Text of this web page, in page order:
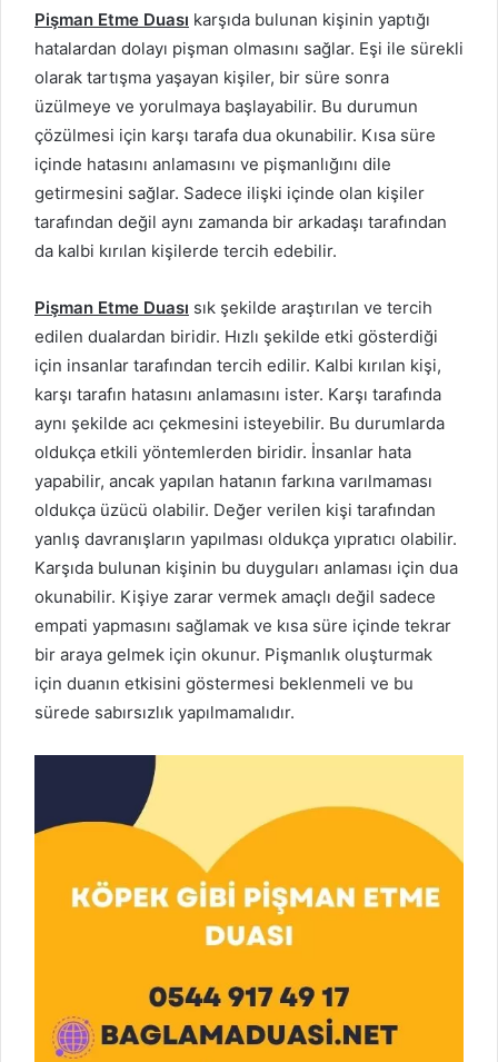
Pişman Etme Duası karşıda bulunan kişinin yaptığı
hatalardan dolayı pişman olmasını sağlar. Eşi ile sürekli
olarak tartışma yaşayan kişiler, bir süre sonra
üzülmeye ve yorulmaya başlayabilir. Bu durumun
çözülmesi için karşı tarafa dua okunabilir. Kısa süre
içinde hatasını anlamasını ve pişmanlığını dile
getirmesini sağlar. Sadece ilişki içinde olan kişiler
tarafından değil aynı zamanda bir arkadaşı tarafından
da kalbi kırılan kişilerde tercih edebilir.
Pişman Etme Duası sık şekilde araştırılan ve tercih
edilen dualardan biridir. Hızlı şekilde etki gösterdiği
için insanlar tarafından tercih edilir. Kalbi kırılan kişi,
karşı tarafın hatasını anlamasını ister. Karşı tarafında
aynı şekilde acı çekmesini isteyebilir. Bu durumlarda
oldukça etkili yöntemlerden biridir. İnsanlar hata
yapabilir, ancak yapılan hatanın farkına varılmaması
oldukça üzücü olabilir. Değer verilen kişi tarafından
yanlış davranışların yapılması oldukça yıpratıcı olabilir.
Karşıda bulunan kişinin bu duyguları anlaması için dua
okunabilir. Kişiye zarar vermek amaçlı değil sadece
empati yapmasını sağlamak ve kısa süre içinde tekrar
bir araya gelmek için okunur. Pişmanlık oluşturmak
için duanın etkisini göstermesi beklenmeli ve bu
sürede sabırsızlık yapılmamalıdır.